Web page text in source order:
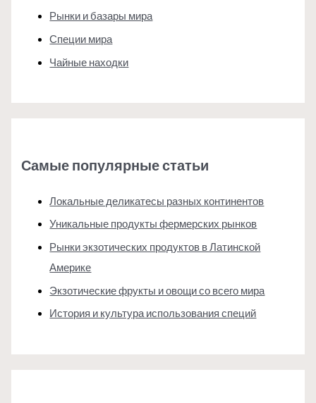
Рынки и базары мира
Специи мира
Чайные находки
Самые популярные статьи
Локальные деликатесы разных континентов
Уникальные продукты фермерских рынков
Рынки экзотических продуктов в Латинской
Америке
Экзотические фрукты и овощи со всего мира
История и культура использования специй